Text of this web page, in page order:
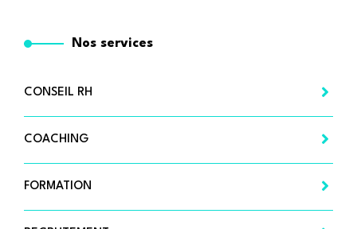
Nos services
CONSEIL RH
COACHING
FORMATION